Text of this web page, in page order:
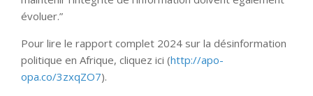
évoluer.”
Pour lire le rapport complet 2024 sur la désinformation
politique en Afrique, cliquez ici (http://apo-
opa.co/3zxqZO7).